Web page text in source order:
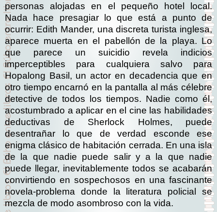
personas alojadas en el pequeño hotel local.
Nada hace presagiar lo que está a punto de
ocurrir: Edith Mander, una discreta turista inglesa,
aparece muerta en el pabellón de la playa. Lo
que parece un suicidio revela indicios
imperceptibles para cualquiera salvo para
Hopalong Basil, un actor en decadencia que en
otro tiempo encarnó en la pantalla al más célebre
detective de todos los tiempos. Nadie como él,
acostumbrado a aplicar en el cine las habilidades
deductivas de Sherlock Holmes, puede
desentrañar lo que de verdad esconde ese
enigma clásico de habitación cerrada. En una isla
de la que nadie puede salir y a la que nadie
puede llegar, inevitablemente todos se acabarán
convirtiendo en sospechosos en una fascinante
novela-problema donde la literatura policial se
mezcla de modo asombroso con la vida.